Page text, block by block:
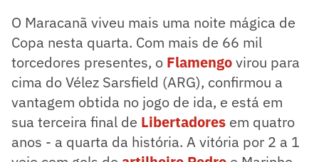
O Maracanã viveu mais uma noite mágica de
Copa nesta quarta. Com mais de 66 mil
torcedores presentes, o Flamengovirou para
cima do Vélez Sarsfield (ARG), confirmou a
vantagem obtida no jogo de ida, e está em
sua terceira final de Libertadores em quatro
anos - a quarta da história. A vitória por 2 a 1